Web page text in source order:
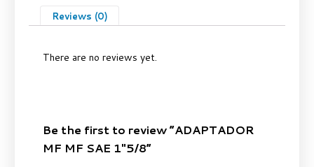
Reviews (0)
There are no reviews yet.
Be the first to review “ADAPTADOR
MF MF SAE 1″5/8”